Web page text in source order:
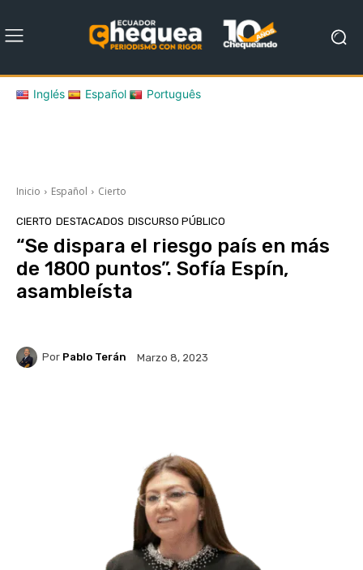
Inglés Español Português
Inicio Español Cierto
CIERTO DESTACADOS DISCURSO PÚBLICO
“Se dispara el riesgo país en más
de 1800 puntos”. Sofía Espín,
asambleísta
Por Pablo Terán Marzo 8, 2023